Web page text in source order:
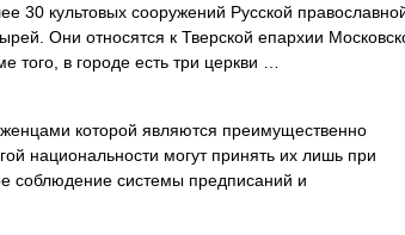
30 культовых сооружений Русской
Они относятся к Тверской епархии
того, в городе есть три церкви …
которой являются преимущественно
национальности могут принять их лишь при
соблюдение системы предписаний и